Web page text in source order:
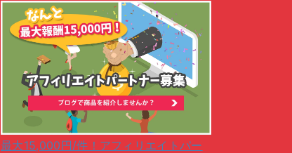
最大15,000円/件！アフィリエイトパー